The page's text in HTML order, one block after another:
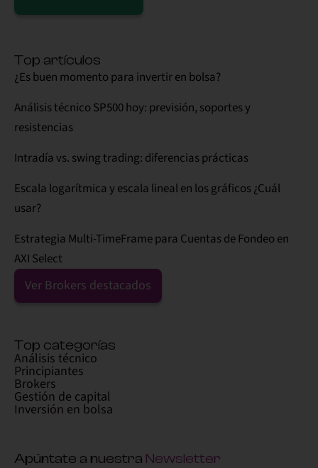
Top artículos
¿Es buen momento para invertir en bolsa?
Análisis técnico SP500 hoy: previsión, soportes y
resistencias
Intradía vs. swing trading: diferencias prácticas
Escala logarítmica y escala lineal en los gráficos ¿Cuál
usar?
Estrategia Multi-TimeFrame para Cuentas de Fondeo en
AXI Select
Ver Brokers destacados
Top categorías
Análisis técnico
Principiantes
Brokers
Gestión de capital
Inversión en bolsa
Apúntate a nuestra Newsletter